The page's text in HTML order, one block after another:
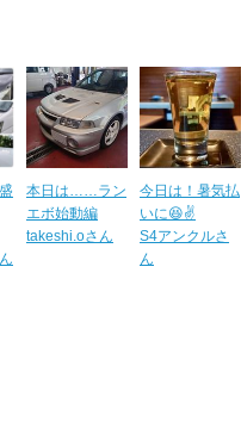
本日は……ラン
エボ始動編
takeshi.oさん
今日は！暑気払
いに😆✌️
S4アンクルさ
ん